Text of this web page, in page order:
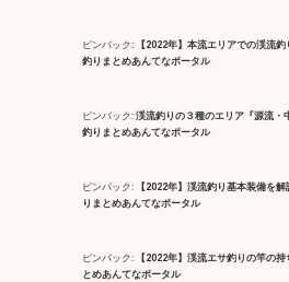
ピンバック:
【2022年】本流エリアでの渓流
釣りまとめあんてなポータル
ピンバック: 渓流釣りの３種のエリア『源流・
釣りまとめあんてなポータル
ピンバック:
【2022年】渓流釣り基本装備を
りまとめあんてなポータル
ピンバック:
【2022年】渓流エサ釣りの竿の
とめあんてなポータル